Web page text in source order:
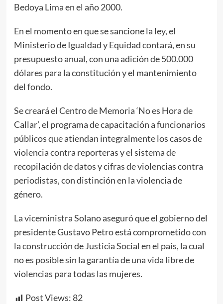
Bedoya Lima en el año 2000.
En el momento en que se sancione la ley, el
Ministerio de Igualdad y Equidad contará, en su
presupuesto anual, con una adición de 500.000
dólares para la constitución y el mantenimiento
del fondo.
Se creará el Centro de Memoria ‘No es Hora de
Callar’, el programa de capacitación a funcionarios
públicos que atiendan integralmente los casos de
violencia contra reporteras y el sistema de
recopilación de datos y cifras de violencias contra
periodistas, con distinción en la violencia de
género.
La viceministra Solano aseguró que el gobierno del
presidente Gustavo Petro está comprometido con
la construcción de Justicia Social en el país, la cual
no es posible sin la garantía de una vida libre de
violencias para todas las mujeres.
Post Views: 82